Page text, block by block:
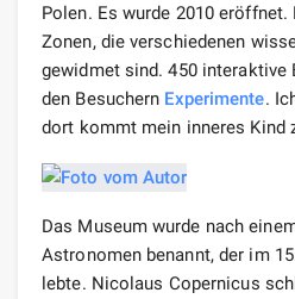
Polen. Es wurde 2010
Zonen, die verschiedenen
gewidmet sind. 450 interaktive
den Besuchern Experimente.
dort kommt mein inneres Kind
Das Museum wurde nach
Astronomen benannt, der im
lebte. Nicolaus Copernicus